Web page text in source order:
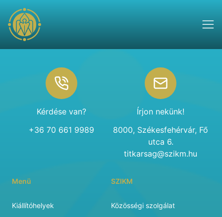
Kérdése van?
+36 70 661 9989
Írjon nekünk!
8000, Székesfehérvár, Fő
utca 6.
titkarsag@szikm.hu
Menü
Kiállítóhelyek
SZIKM
Közösségi szolgálat